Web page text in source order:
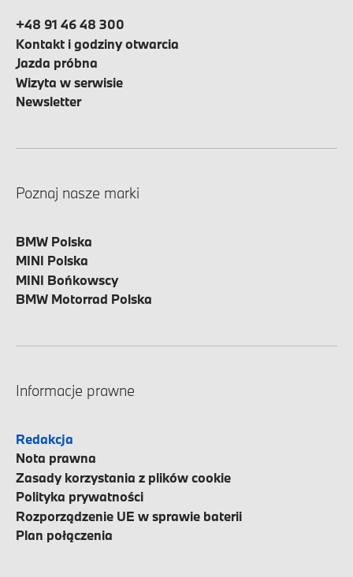
+48 91 46 48 300
Kontakt i godziny otwarcia
Jazda próbna
Wizyta w serwisie
Newsletter
Poznaj nasze marki
BMW Polska
MINI Polska
MINI Bońkowscy
BMW Motorrad Polska
Informacje prawne
Redakcja
Nota prawna
Zasady korzystania z plików cookie
Polityka prywatności
Rozporządzenie UE w sprawie baterii
Plan połączenia